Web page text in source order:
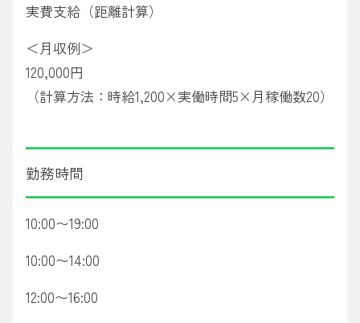
実費支給（距離計算）
＜月収例＞
120,000円
（計算方法：時給1,200×実働時間5×月稼働数20）
勤務時間
10:00〜19:00
10:00〜14:00
12:00〜16:00